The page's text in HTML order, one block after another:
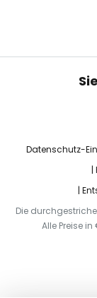
Datenschutz-
Die
Alle Preise